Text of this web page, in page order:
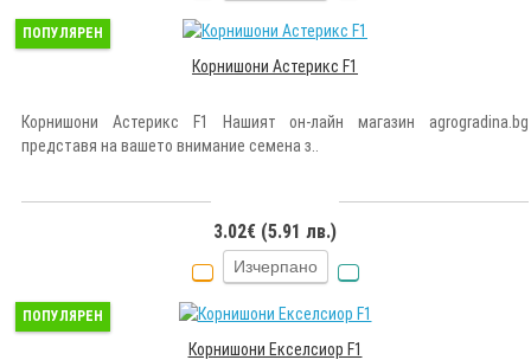
ПОПУЛЯРЕН
Корнишони Астерикс F1
Корнишони Астерикс F1 Нашият он-лайн магазин agrogradina.bg
представя на вашето внимание семена з..
3.02€ (5.91 лв.)
Изчерпано
ПОПУЛЯРЕН
Корнишони Екселсиор F1